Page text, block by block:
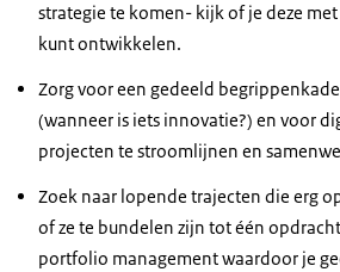
strategie te komen- kijk of je deze
kunt ontwikkelen.
Zorg voor een gedeeld
(wanneer is iets innovatie?) en voor
projecten te stroomlijnen en
Zoek naar lopende trajecten die erg
of ze te bundelen zijn tot één
portfolio management waardoor je